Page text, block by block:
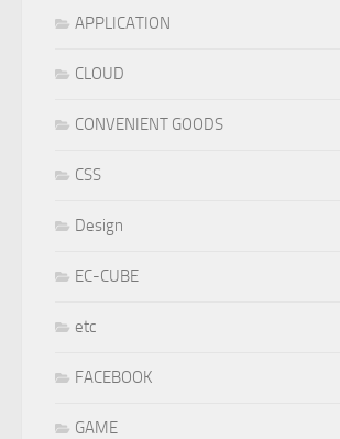
APPLICATION
CLOUD
CONVENIENT GOODS
CSS
Design
EC-CUBE
etc
FACEBOOK
GAME